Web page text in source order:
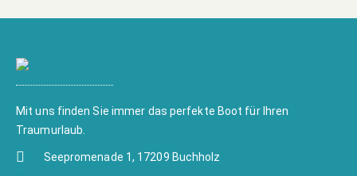
Mit uns finden Sie immer das perfekte Boot für Ihren
Traumurlaub.
Seepromenade 1, 17209 Buchholz